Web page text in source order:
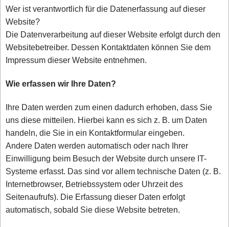
Wer ist verantwortlich für die Datenerfassung auf dieser
Website?
Die Datenverarbeitung auf dieser Website erfolgt durch den
Websitebetreiber. Dessen Kontaktdaten können Sie dem
Impressum dieser Website entnehmen.
Wie erfassen wir Ihre Daten?
Ihre Daten werden zum einen dadurch erhoben, dass Sie
uns diese mitteilen. Hierbei kann es sich z. B. um Daten
handeln, die Sie in ein Kontaktformular eingeben.
Andere Daten werden automatisch oder nach Ihrer
Einwilligung beim Besuch der Website durch unsere IT-
Systeme erfasst. Das sind vor allem technische Daten (z. B.
Internetbrowser, Betriebssystem oder Uhrzeit des
Seitenaufrufs). Die Erfassung dieser Daten erfolgt
automatisch, sobald Sie diese Website betreten.